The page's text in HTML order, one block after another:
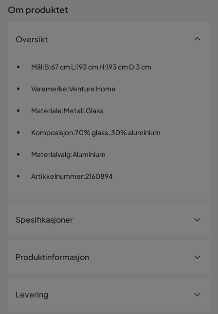
Om produktet
Oversikt
Mål:B:67 cm L:193 cm H:193 cm D:3 cm
Varemerke:Venture Home
Materiale:Metall,Glass
Komposisjon:70% glass, 30% aluminium
Materialvalg:Aluminium
Artikkelnummer:2160894
Spesifikasjoner
Størrelse
Bredde
Produktinformasjon
Levering